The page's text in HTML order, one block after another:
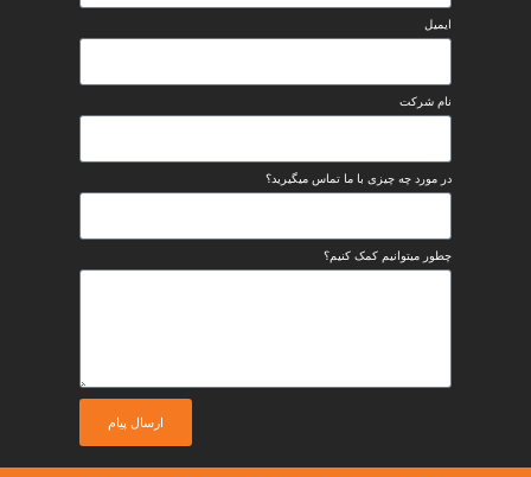
چه چیزی با ما تماس میگیرید؟
کمک کنیم؟